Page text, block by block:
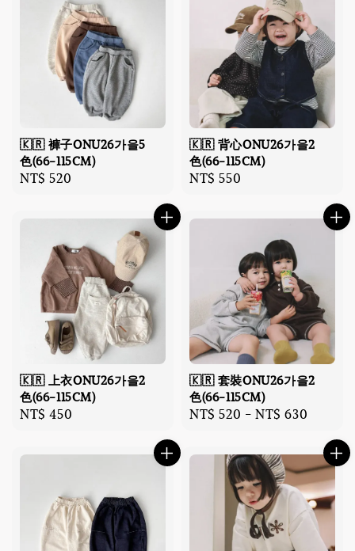
🇰🇷 褲子ONU26가을5
色(66-115CM)
Regular
NT$ 520
🇰🇷 背心ONU26가을2
色(66-115CM)
Regular
NT$ 550
🇰🇷 上衣ONU26가을2
色(66-115CM)
Regular
NT$ 450
🇰🇷 套裝ONU26가을2
色(66-115CM)
Regular
NT$ 520 -NT$ 630